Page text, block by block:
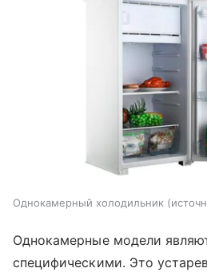
Однокамерный холодильник
Однокамерные модели
специфическими. Это